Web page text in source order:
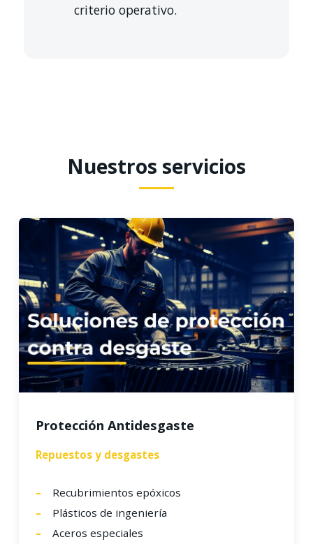
criterio operativo.
Nuestros servicios
Protección Antidesgaste
Repuestos y desgastes
Recubrimientos epóxicos
Plásticos de ingeniería
Aceros especiales